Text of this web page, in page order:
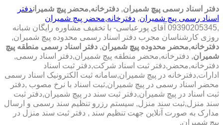
دفتر اسناد رسمی پیچ شمیران, دفترخانه,محضر پیچ شمیراندفتر
اسناد رسمی پیچ شمیران, دفترخانه,محضر پیچ شمیران
,09390205345 آقای پورعباسی- با تخفیف مشاوره رايگان شبانه
روزی کارشناسان مجرب دفتر اسناد رسمی محدوده پیچ شمیران,
دفترخانه,محضر محدوده پیچ شمیران, دفتر اسناد رسمی منطقه پیچ
شمیران, دفترخانه,محضر منطقه پیچ شمیران,دفتر اسناد رسمی,
دفترخانه,محضر,دفتر ثبت اسناد شرکت,دفتر ثبت اسناد
ادارات,دفترخانه در پیچ شمیران,سامانه ثبت الکترونیک اسناد رسمی
محضر اسناد رسمی در پیچ شمیران,ثبت اسناد با نرخ مصوب ,دفتر
ثبت اسناد در پیچ شمیران,دفتر ثبت سند در پیچ شمیران,دفتر ثبت
سند منزل,ثبت سند منزل, سیستم رزرو تنظیم سند رسمی و ارسال
مدارک به صورت آنلاین جهت تنظیم سند , دفتر ثبت سند منزل در
پیچ شمیران,